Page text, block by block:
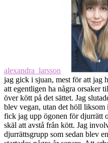
alexandra_larsson
jag gick i sjuan, mest för att jag
att egentligen ha några orsaker
över kött på det sättet. Jag
blev vegan, utan det höll
fick jag upp ögonen för djurrätt
skäl att avstå från kött. Jag
djurrättsgrupp som sedan blev